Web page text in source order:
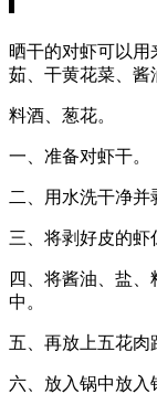
晒干的对虾可以用
茹、干黄花菜、酱
料酒、葱花。
一、准备对虾干。
二、用水洗干净并
三、将剥好皮的虾
四、将酱油、盐
中。
五、再放上五花肉
六、放入锅中放入